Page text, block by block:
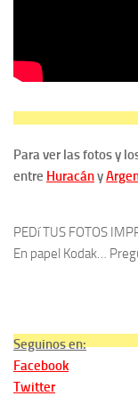
Para ver las fotos y
entre Huracány
PEDí TUS FOTOS
En papel Kodak…
Seguinos en:
Facebook
Twitter